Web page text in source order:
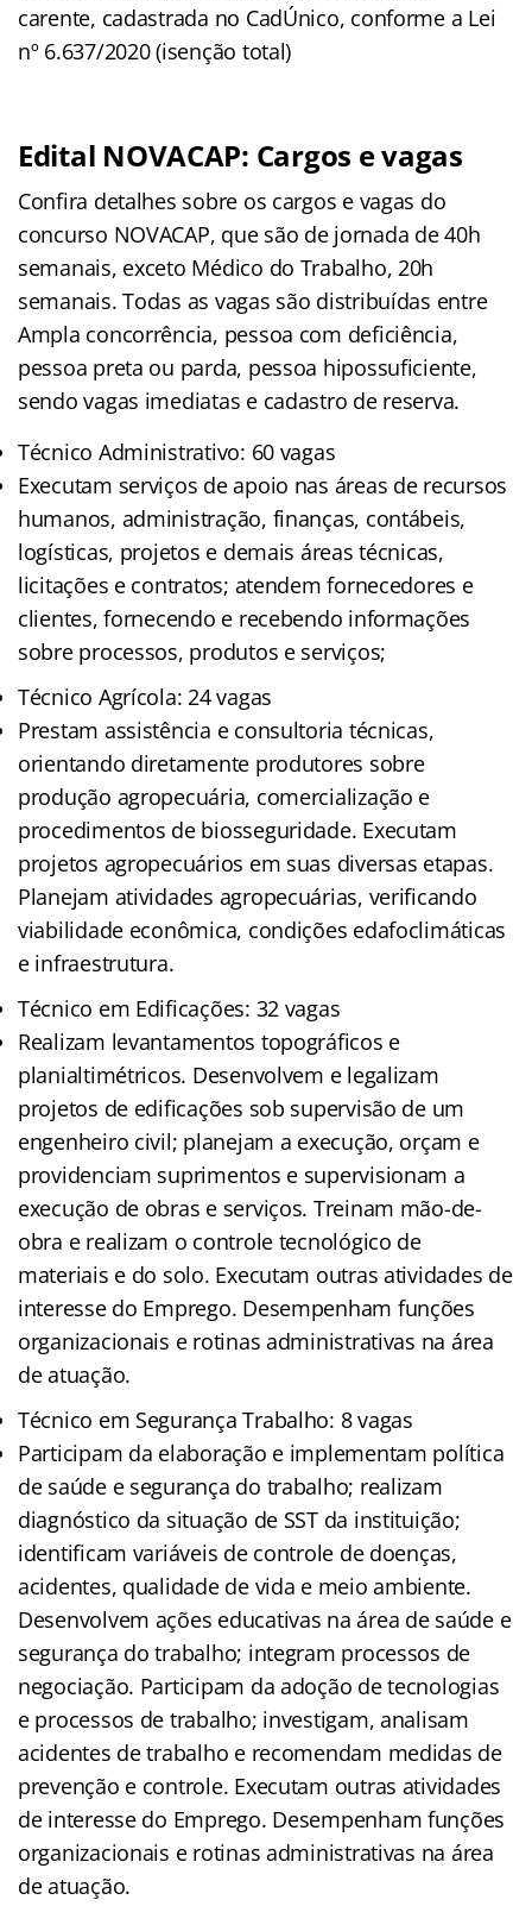
carente, cadastrada no CadÚnico, conforme a Lei
nº 6.637/2020 (isenção total)
Edital NOVACAP: Cargos e vagas
Confira detalhes sobre os cargos e vagas do
concurso NOVACAP, que são de jornada de 40h
semanais, exceto Médico do Trabalho, 20h
semanais. Todas as vagas são distribuídas entre
Ampla concorrência, pessoa com deficiência,
pessoa preta ou parda, pessoa hipossuficiente,
sendo vagas imediatas e cadastro de reserva.
Técnico Administrativo: 60 vagas
Executam serviços de apoio nas áreas de recursos
humanos, administração, finanças, contábeis,
logísticas, projetos e demais áreas técnicas,
licitações e contratos; atendem fornecedores e
clientes, fornecendo e recebendo informações
sobre processos, produtos e serviços;
Técnico Agrícola: 24 vagas
Prestam assistência e consultoria técnicas,
orientando diretamente produtores sobre
produção agropecuária, comercialização e
procedimentos de biosseguridade. Executam
projetos agropecuários em suas diversas etapas.
Planejam atividades agropecuárias, verificando
viabilidade econômica, condições edafoclimáticas
e infraestrutura.
Técnico em Edificações: 32 vagas
Realizam levantamentos topográficos e
planialtimétricos. Desenvolvem e legalizam
projetos de edificações sob supervisão de um
engenheiro civil; planejam a execução, orçam e
providenciam suprimentos e supervisionam a
execução de obras e serviços. Treinam mão-de-
obra e realizam o controle tecnológico de
materiais e do solo. Executam outras atividades de
interesse do Emprego. Desempenham funções
organizacionais e rotinas administrativas na área
de atuação.
Técnico em Segurança Trabalho: 8 vagas
Participam da elaboração e implementam política
de saúde e segurança do trabalho; realizam
diagnóstico da situação de SST da instituição;
identificam variáveis de controle de doenças,
acidentes, qualidade de vida e meio ambiente.
Desenvolvem ações educativas na área de saúde e
segurança do trabalho; integram processos de
negociação. Participam da adoção de tecnologias
e processos de trabalho; investigam, analisam
acidentes de trabalho e recomendam medidas de
prevenção e controle. Executam outras atividades
de interesse do Emprego. Desempenham funções
organizacionais e rotinas administrativas na área
de atuação.